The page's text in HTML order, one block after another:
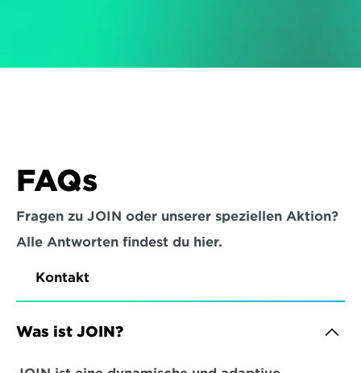
FAQs
Fragen zu JOIN oder unserer speziellen Aktion?
Alle Antworten findest du hier.
Kontakt
Was ist JOIN?